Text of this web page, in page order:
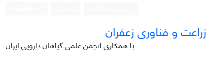
زراعت و فناوری زعفران
با همکاری انجمن علمی گیاهان دارویی ایران